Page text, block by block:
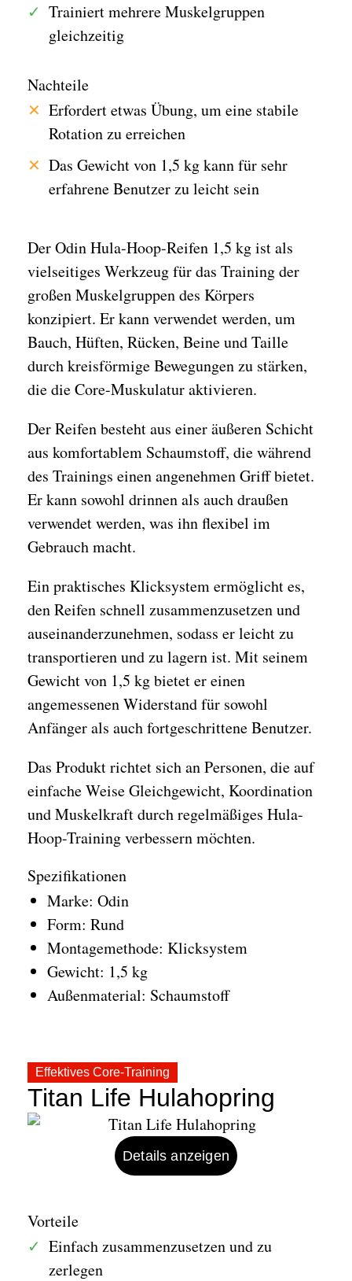
Der Odin Hula-Hoop-Reifen 1,5 kg ist als
vielseitiges Werkzeug für das Training der
großen Muskelgruppen des Körpers
konzipiert. Er kann verwendet werden, um
Bauch, Hüften, Rücken, Beine und Taille
durch kreisförmige Bewegungen zu stärken,
die die Core-Muskulatur aktivieren.
Der Reifen besteht aus einer äußeren Schicht
aus komfortablem Schaumstoff, die während
des Trainings einen angenehmen Griff bietet.
Er kann sowohl drinnen als auch draußen
verwendet werden, was ihn flexibel im
Gebrauch macht.
Ein praktisches Klicksystem ermöglicht es,
den Reifen schnell zusammenzusetzen und
auseinanderzunehmen, sodass er leicht zu
transportieren und zu lagern ist. Mit seinem
Gewicht von 1,5 kg bietet er einen
angemessenen Widerstand für sowohl
Anfänger als auch fortgeschrittene Benutzer.
Das Produkt richtet sich an Personen, die auf
einfache Weise Gleichgewicht, Koordination
und Muskelkraft durch regelmäßiges Hula-
Hoop-Training verbessern möchten.
Trainiert mehrere Muskelgruppen
gleichzeitig
Nachteile
Erfordert etwas Übung, um eine stabile
Rotation zu erreichen
Das Gewicht von 1,5 kg kann für sehr
erfahrene Benutzer zu leicht sein
Spezifikationen
Marke: Odin
Form: Rund
Montagemethode: Klicksystem
Gewicht: 1,5 kg
Außenmaterial: Schaumstoff
Effektives Core-Training
Titan Life Hulahopring
Vorteile
Einfach zusammenzusetzen und zu
zerlegen
Details anzeigen